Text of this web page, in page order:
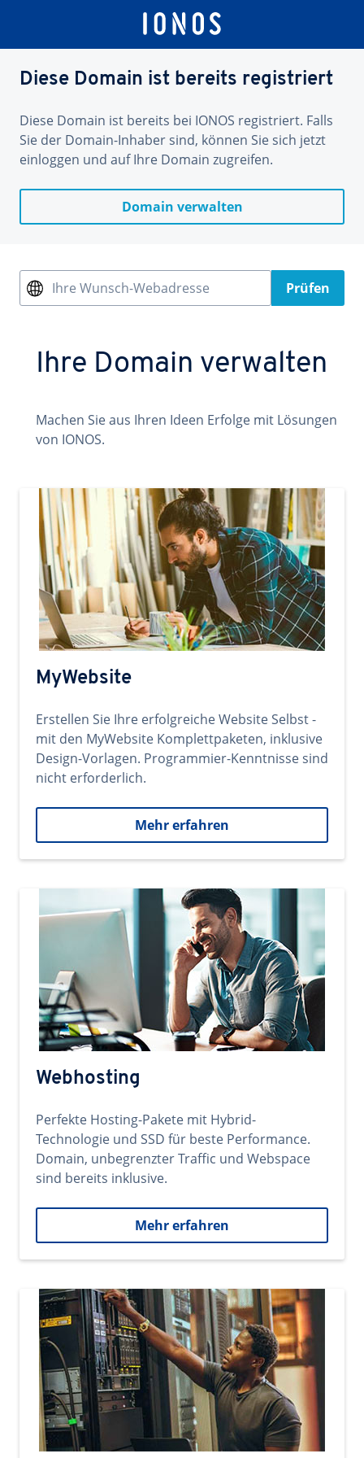
Diese Domain ist bereits registriert
Diese Domain ist bereits bei IONOS registriert. Falls
Sie der Domain-Inhaber sind, können Sie sich jetzt
einloggen und auf Ihre Domain zugreifen.
Domain verwalten
Ihre Wunsch-Webadresse Prüfen
Ihre Domain verwalten
Machen Sie aus Ihren Ideen Erfolge mit Lösungen
von IONOS.
MyWebsite
Erstellen Sie Ihre erfolgreiche Website Selbst -
mit den MyWebsite Komplettpaketen, inklusive
Design-Vorlagen. Programmier-Kenntnisse sind
nicht erforderlich.
Mehr erfahren
Webhosting
Perfekte Hosting-Pakete mit Hybrid-
Technologie und SSD für beste Performance.
Domain, unbegrenzter Traffic und Webspace
sind bereits inklusive.
Mehr erfahren